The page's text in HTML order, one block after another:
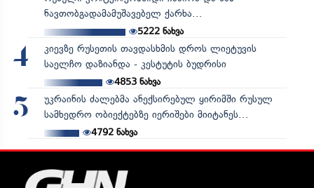
ნავთობგადამამუშავებელ ქარხა...
5222ნახვა
4
კიევზე რუსეთის თავდასხმის დროს ლიეტუვის
საელჩო დაზიანდა - კესტუტის ბუდრისი
4853ნახვა
5
უკრაინის ძალებმა ანექსირებულ ყირიმში რუსულ
სამხედრო ობიექტებზე იერიშები მიიტანეს...
4792ნახვა